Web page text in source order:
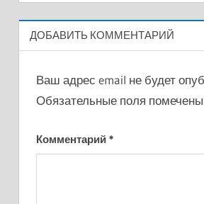
ДОБАВИТЬ КОММЕНТАРИЙ
Ваш адрес email не будет
Обязательные поля помечены
Комментарий *